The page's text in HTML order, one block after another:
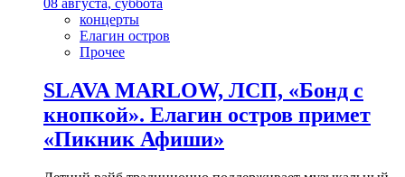
концерты
Елагин остров
Прочее
SLAVA MARLOW, ЛСП, «Бонд с
кнопкой». Елагин остров примет
«Пикник Афиши»